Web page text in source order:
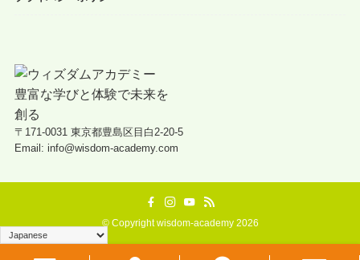
〒171-0031 東京都豊島区目白2-20-5
Email: info@wisdom-academy.com
©Copyright wisdom-academy 2026